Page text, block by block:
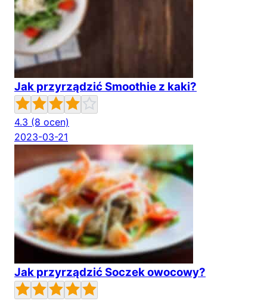
Jak przyrządzić Smoothie z kaki?
4.3 (8 ocen)
2023-03-21
Jak przyrządzić Soczek owocowy?